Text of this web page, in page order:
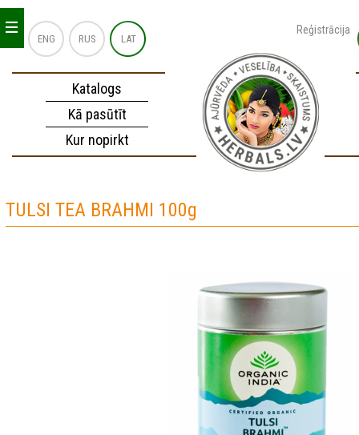
ENG RUS LAT
Reģistrācija
Katalogs
Kā pasūtīt
Kur nopirkt
_
_
_
TULSI TEA BRAHMI 100g